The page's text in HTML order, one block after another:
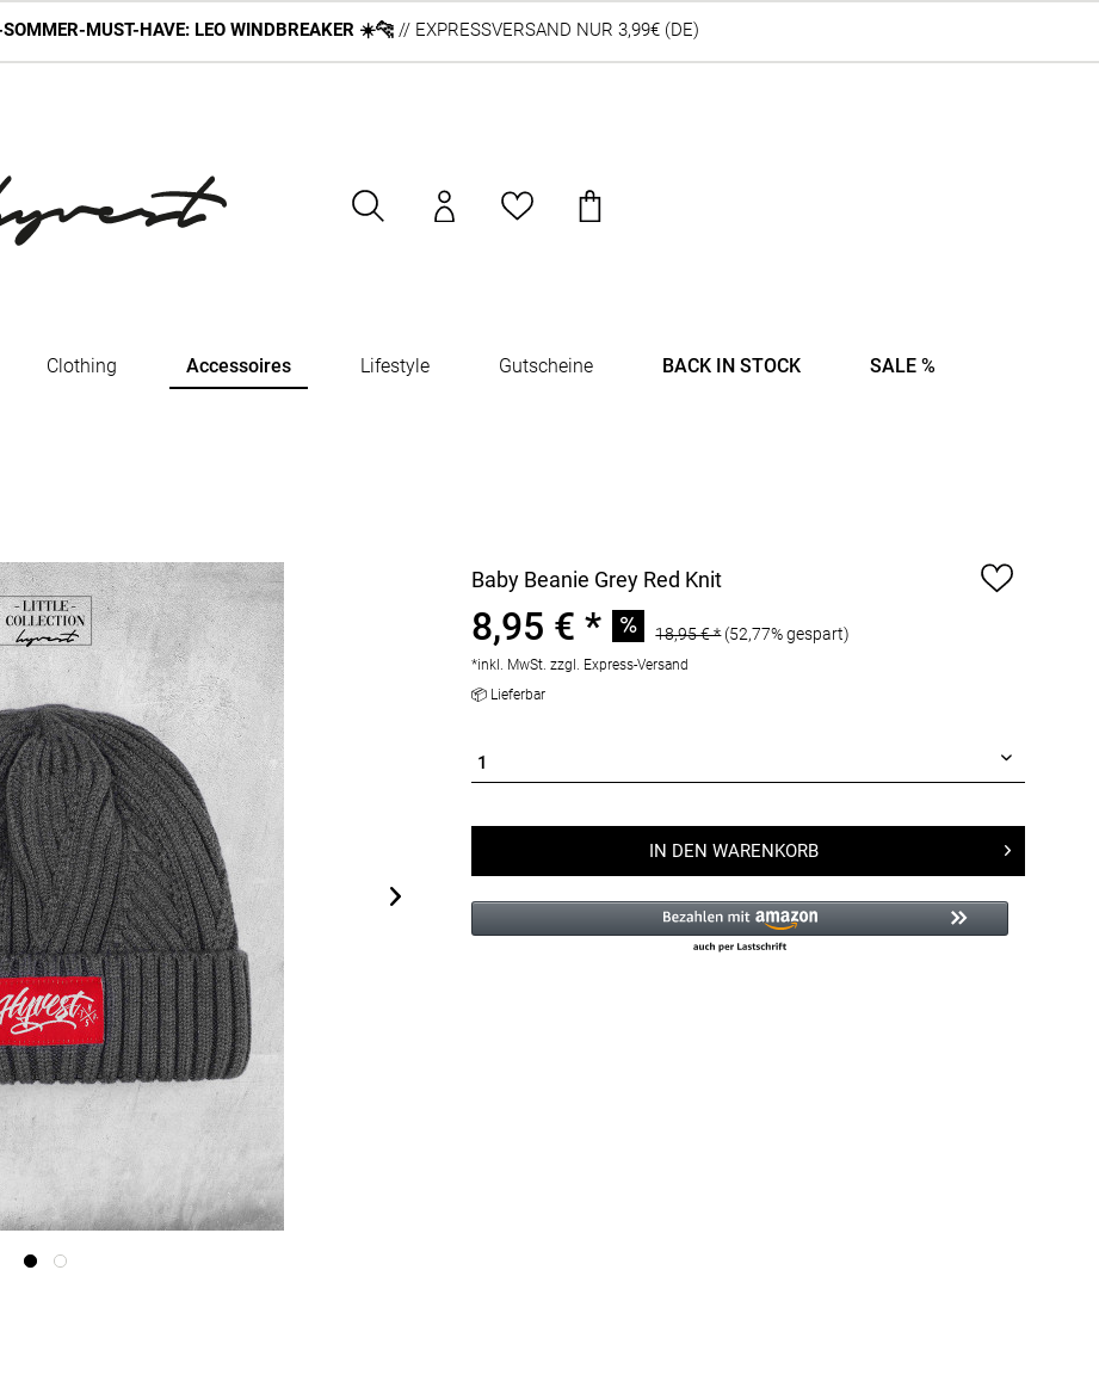
SOMMER-MUST-HAVE: LEO WINDBREAKER ☀️🐆 // EXPRESSVERSAND NUR 3,99€ (DE)
Clothing Accessoires Lifestyle Gutscheine BACK IN STOCK SALE %
Baby Beanie Grey Red Knit
8,95 € * 18,95 € * (52,77% gespart)
*inkl. MwSt.zzgl. Express-Versand
📦 Lieferbar
IN DEN WARENKORB